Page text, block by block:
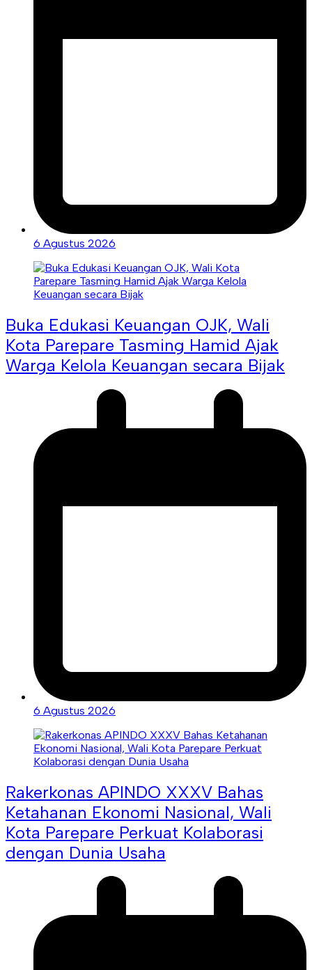
6 Agustus 2026
Buka Edukasi Keuangan OJK, Wali
Kota Parepare Tasming Hamid Ajak
Warga Kelola Keuangan secara Bijak
6 Agustus 2026
Rakerkonas APINDO XXXV Bahas
Ketahanan Ekonomi Nasional, Wali
Kota Parepare Perkuat Kolaborasi
dengan Dunia Usaha